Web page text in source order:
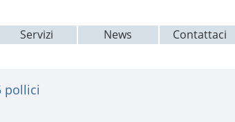
Servizi News Contattaci
pollici